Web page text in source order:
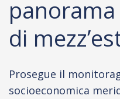
di
Prosegue il
socioeconomica